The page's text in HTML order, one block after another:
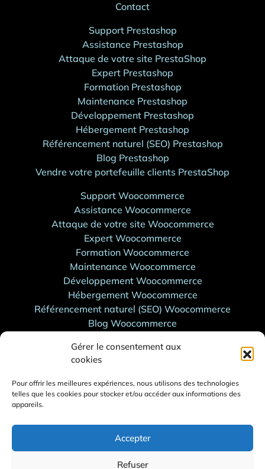
Gérer le consentement aux
cookies
Pour offrir les meilleures expériences, nous utilisons des technologies
telles que les cookies pour stocker et/ou accéder aux informations des
appareils.
Accepter
Refuser
Contact
Support Prestashop
Assistance Prestashop
Attaque de votre site PrestaShop
Expert Prestashop
Formation Prestashop
Maintenance Prestashop
Développement Prestashop
Hébergement Prestashop
Référencement naturel (SEO) Prestashop
Blog Prestashop
Vendre votre portefeuille clients PrestaShop
Support Woocommerce
Assistance Woocommerce
Attaque de votre site Woocommerce
Expert Woocommerce
Formation Woocommerce
Maintenance Woocommerce
Développement Woocommerce
Hébergement Woocommerce
Référencement naturel (SEO) Woocommerce
Blog Woocommerce
Support Shopify
Attaque de votre site Shopify
Maintenance Shopify
Développement Shopify
Hébergement Shopify